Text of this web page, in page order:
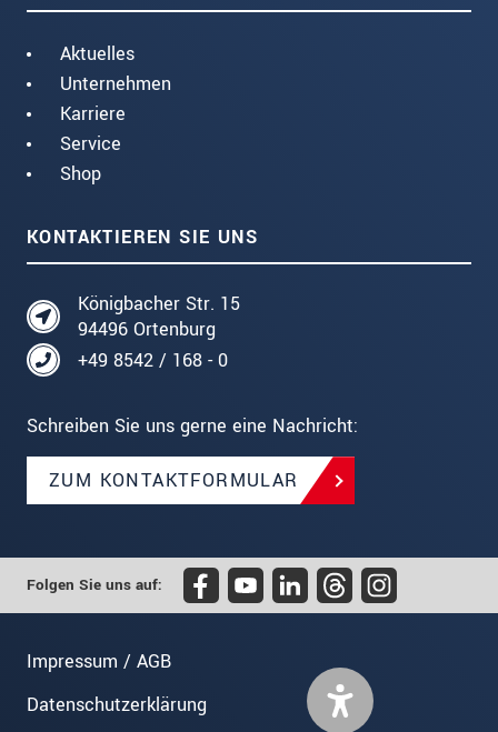
Aktuelles
Unternehmen
Karriere
Service
Shop
KONTAKTIEREN SIE UNS
Königbacher Str. 15
94496 Ortenburg
+49 8542 / 168 - 0
Schreiben Sie uns gerne eine Nachricht:
ZUM KONTAKTFORMULAR
Folgen Sie uns auf:
Impressum / AGB
Datenschutzerklärung